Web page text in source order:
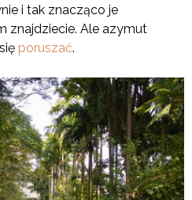
i tak znacząco je
znajdziecie. Ale azymut
poruszać.